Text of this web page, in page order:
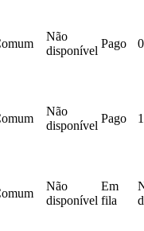
Não
disponível
Pago
Não
disponível
Pago
Não
disponível
Em
fila